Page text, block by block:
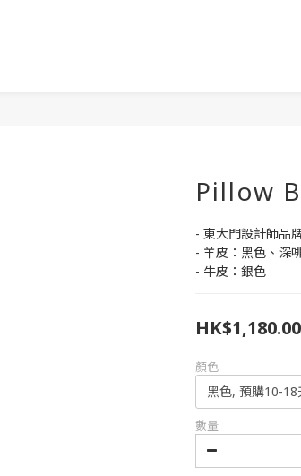
Pillow
- 東大門設計師品
- 羊皮：黑色、深
- 牛皮：銀色
HK$1,180.00
顏色
數量